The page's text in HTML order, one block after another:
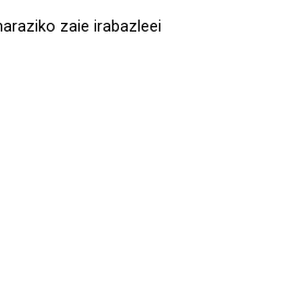
zaie irabazleei